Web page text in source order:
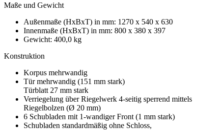
Maße und Gewicht
Außenmaße (HxBxT) in mm: 1270 x 540 x 630
Innenmaße (HxBxT) in mm: 800 x 380 x 397
Gewicht: 400,0 kg
Konstruktion
Korpus mehrwandig
Tür mehrwandig (151 mm stark)
Türblatt 27 mm stark
Verriegelung über Riegelwerk 4-seitig sperrend mittels
Riegelbolzen (Ø 20 mm)
6 Schubladen mit 1-wandiger Front (1 mm stark)
Schubladen standardmäßig ohne Schloss,